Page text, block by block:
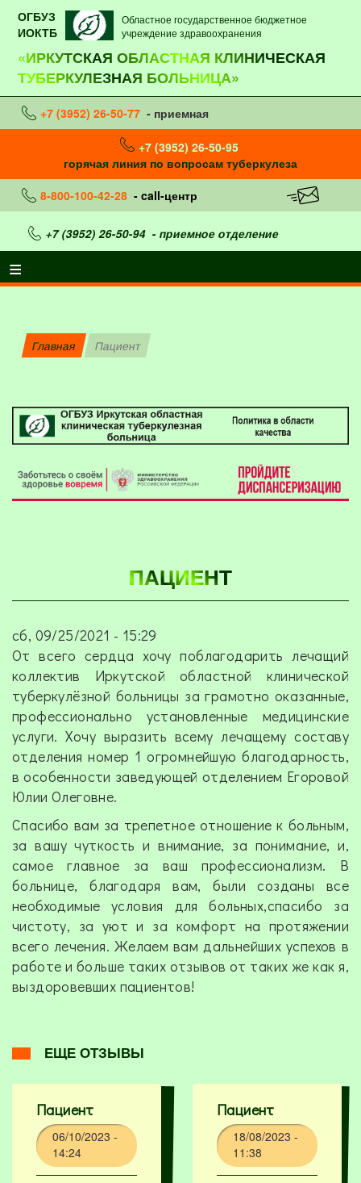
ОГБУЗ
ИОКТБ
Областное государственное бюджетное
учреждение здравоохранения
«ИРКУТСКАЯ ОБЛАСТНАЯ КЛИНИЧЕСКАЯ
ТУБЕРКУЛЕЗНАЯ БОЛЬНИЦА»
+7 (3952) 26-50-77 - приемная
+7 (3952) 26-50-95
горячая линия по вопросам туберкулеза
8-800-100-42-28 - call-центр
+7 (3952) 26-50-94- приемное отделение
Главная Пациент
ПАЦИЕНТ
сб, 09/25/2021 - 15:29
От всего сердца хочу поблагодарить лечащий
коллектив Иркутской областной клинической
туберкулёзной больницы за грамотно оказанные,
профессионально установленные медицинские
услуги. Хочу выразить всему лечащему составу
отделения номер 1 огромнейшую благодарность,
в особенности заведующей отделением Егоровой
Юлии Олеговне.
Спасибо вам за трепетное отношение к больным,
за вашу чуткость и внимание, за понимание, и,
самое главное за ваш профессионализм. В
больнице, благодаря вам, были созданы все
необходимые условия для больных,спасибо за
чистоту, за уют и за комфорт на протяжении
всего лечения. Желаем вам дальнейших успехов в
работе и больше таких отзывов от таких же как я,
выздоровевших пациентов!
ЕЩЕ ОТЗЫВЫ
Пациент
06/10/2023 -
14:24
Пациент
18/08/2023 -
11:38